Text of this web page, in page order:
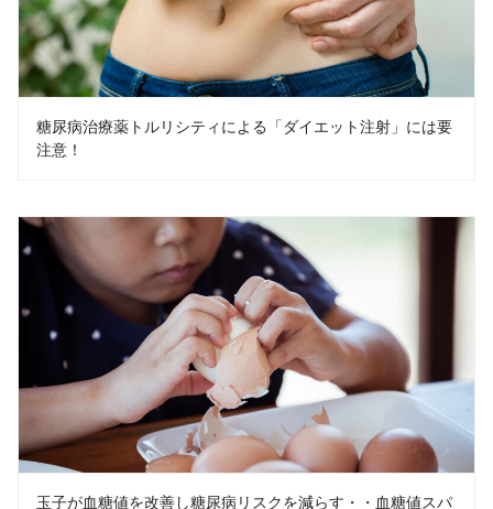
糖尿病治療薬トルリシティによる「ダイエット注射」には要
注意！
玉子が血糖値を改善し糖尿病リスクを減らす・・血糖値スパ